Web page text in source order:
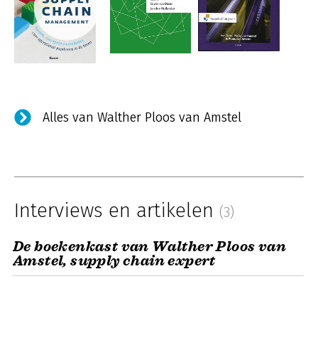
Alles van Walther Ploos van Amstel
Interviews en artikelen (3)
De boekenkast van Walther Ploos van
Amstel, supply chain expert